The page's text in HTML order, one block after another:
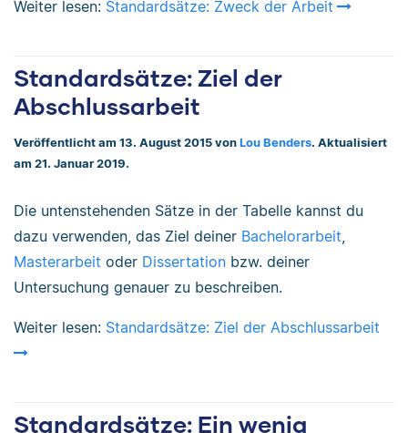
Weiter lesen: Standardsätze: Zweck der Arbeit
Standardsätze: Ziel der
Abschlussarbeit
Veröffentlicht am 13. August 2015 von Lou Benders. Aktualisiert
am 21. Januar 2019.
Die untenstehenden Sätze in der Tabelle kannst du
dazu verwenden, das Ziel deiner Bachelorarbeit
Masterarbeit oder Dissertation bzw. deiner
Untersuchung genauer zu beschreiben.
Weiter lesen: Standardsätze: Ziel der Abschlussarbeit
Standardsätze: Ein wenig